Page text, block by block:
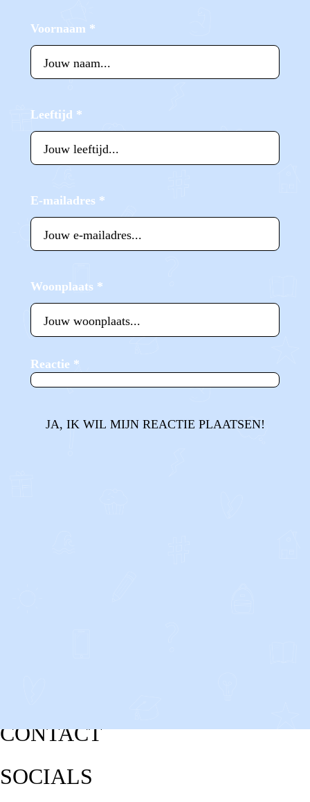
Voornaam *
Leeftijd *
E-mailadres *
Woonplaats *
Reactie *
JA, IK WIL MIJN REACTIE PLAATSEN!
CONTACT
SOCIALS